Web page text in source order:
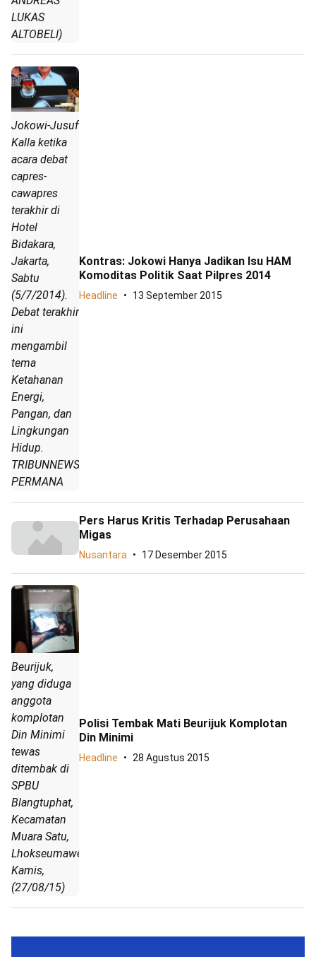
LUKAS
ALTOBELI)
Jokowi-Jusuf
Kalla ketika
acara debat
capres-
cawapres
terakhir di
Hotel
Bidakara,
Jakarta,
Sabtu
(5/7/2014).
Debat terakhir
ini
mengambil
tema
Ketahanan
Energi,
Pangan, dan
Lingkungan
Hidup.
TRIBUNNEWS/DANY
PERMANA
Kontras: Jokowi Hanya Jadikan Isu HAM
Komoditas Politik Saat Pilpres 2014
Headline 13 September 2015
Pers Harus Kritis Terhadap Perusahaan
Migas
Nusantara 17 Desember 2015
Beurijuk,
yang diduga
anggota
komplotan
Din Minimi
tewas
ditembak di
SPBU
Blangtuphat,
Kecamatan
Muara Satu,
Lhokseumawe,
Kamis,
(27/08/15)
Polisi Tembak Mati Beurijuk Komplotan
Din Minimi
Headline 28 Agustus 2015